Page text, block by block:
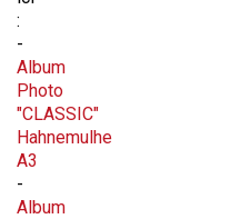
:
-
Album
Photo
"CLASSIC"
Hahnemulhe
A3
-
Album